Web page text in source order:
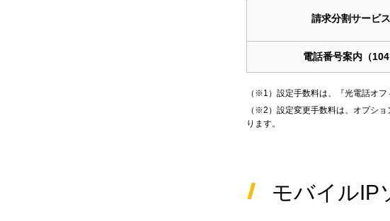
請求分割サービス
電話番号案内（104
（※1）設定手数料は、『光電話オ
（※2）設定変更手数料は、オプシ
ります。
モバイルIP